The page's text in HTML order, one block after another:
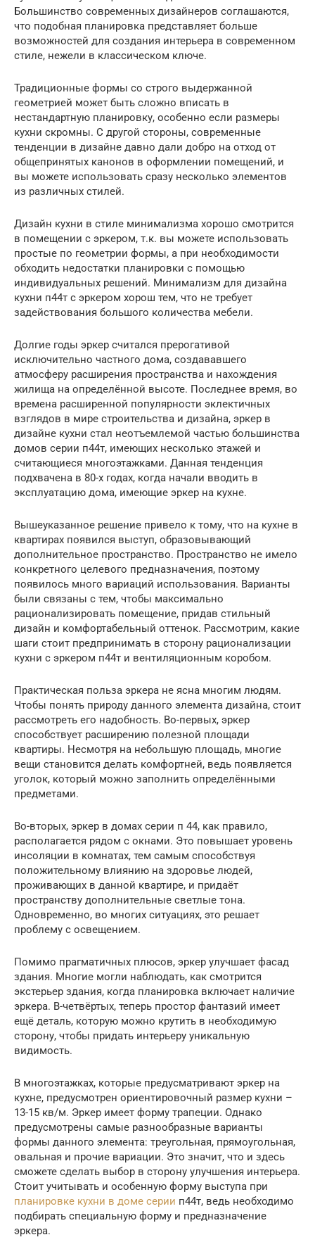
Большинство современных дизайнеров соглашаются,
что подобная планировка представляет больше
возможностей для создания интерьера в современном
стиле, нежели в классическом ключе.
Традиционные формы со строго выдержанной
геометрией может быть сложно вписать в
нестандартную планировку, особенно если размеры
кухни скромны. С другой стороны, современные
тенденции в дизайне давно дали добро на отход от
общепринятых канонов в оформлении помещений, и
вы можете использовать сразу несколько элементов
из различных стилей.
Дизайн кухни в стиле минимализма хорошо смотрится
в помещении с эркером, т.к. вы можете использовать
простые по геометрии формы, а при необходимости
обходить недостатки планировки с помощью
индивидуальных решений. Минимализм для дизайна
кухни п44т с эркером хорош тем, что не требует
задействования большого количества мебели.
Долгие годы эркер считался прерогативой
исключительно частного дома, создававшего
атмосферу расширения пространства и нахождения
жилища на определённой высоте. Последнее время, во
времена расширенной популярности эклектичных
взглядов в мире строительства и дизайна, эркер в
дизайне кухни стал неотъемлемой частью большинства
домов серии п44т, имеющих несколько этажей и
считающиеся многоэтажками. Данная тенденция
подхвачена в 80-х годах, когда начали вводить в
эксплуатацию дома, имеющие эркер на кухне.
Вышеуказанное решение привело к тому, что на кухне в
квартирах появился выступ, образовывающий
дополнительное пространство. Пространство не имело
конкретного целевого предназначения, поэтому
появилось много вариаций использования. Варианты
были связаны с тем, чтобы максимально
рационализировать помещение, придав стильный
дизайн и комфортабельный оттенок. Рассмотрим, какие
шаги стоит предпринимать в сторону рационализации
кухни с эркером п44т и вентиляционным коробом.
Практическая польза эркера не ясна многим людям.
Чтобы понять природу данного элемента дизайна, стоит
рассмотреть его надобность. Во-первых, эркер
способствует расширению полезной площади
квартиры. Несмотря на небольшую площадь, многие
вещи становится делать комфортней, ведь появляется
уголок, который можно заполнить определёнными
предметами.
Во-вторых, эркер в домах серии п 44, как правило,
располагается рядом с окнами. Это повышает уровень
инсоляции в комнатах, тем самым способствуя
положительному влиянию на здоровье людей,
проживающих в данной квартире, и придаёт
пространству дополнительные светлые тона.
Одновременно, во многих ситуациях, это решает
проблему с освещением.
Помимо прагматичных плюсов, эркер улучшает фасад
здания. Многие могли наблюдать, как смотрится
экстерьер здания, когда планировка включает наличие
эркера. В-четвёртых, теперь простор фантазий имеет
ещё деталь, которую можно крутить в необходимую
сторону, чтобы придать интерьеру уникальную
видимость.
В многоэтажках, которые предусматривают эркер на
кухне, предусмотрен ориентировочный размер кухни –
13-15 кв/м. Эркер имеет форму трапеции. Однако
предусмотрены самые разнообразные варианты
формы данного элемента: треугольная, прямоугольная,
овальная и прочие вариации. Это значит, что и здесь
сможете сделать выбор в сторону улучшения интерьера.
Стоит учитывать и особенную форму выступа при
планировке кухни в доме серии п44т, ведь необходимо
подбирать специальную форму и предназначение
эркера.